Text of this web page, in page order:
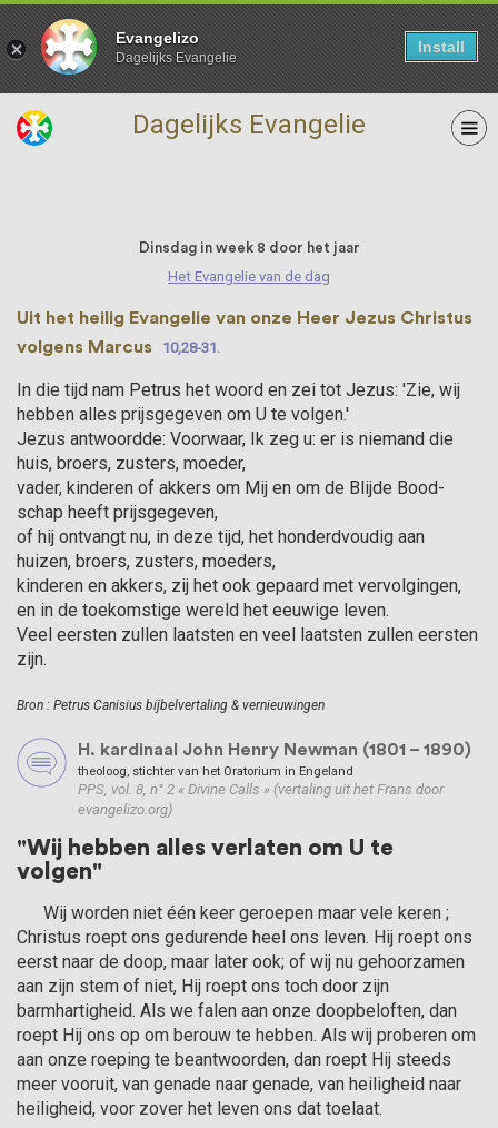
Evangelizo
Dagelijks Evangelie
Install
Dagelijks Evangelie 26 Mei
Dinsdag in week 8 door het jaar
Het Evangelie van de dag
Uit het heilig Evangelie van onze Heer Jezus Christus
volgens Marcus
10,28-31.
In die tijd nam Petrus het woord en zei tot Jezus: 'Zie, wij
hebben alles prijsgege­ven om U te volgen.'
Jezus antwoord­de: Voorwaar, Ik zeg u: er is niemand die
huis, broers, zusters, moeder,
vader, kinderen of akkers om Mij en om de Blijde Bood­
schap heeft prijsgegeven,
of hij ontvangt nu, in deze tijd, het honderdvoudig aan
huizen, broers, zusters, moeders,
kinderen en akkers, zij het ook gepaard met vervolgingen,
en in de toekomstige wereld het eeuwige leven.
Veel eersten zullen laatsten en veel laatsten zullen eersten
zijn.
Bron : Petrus Canisius bijbelvertaling & vernieuwingen
H. kardinaal John Henry Newman (1801 – 1890)
theoloog, stichter van het Oratorium in Engeland
PPS, vol. 8, n° 2 « Divine Calls » (vertaling uit het Frans door
evangelizo.org)
"Wij hebben alles verlaten om U te
volgen"
Christus roept ons gedurende heel ons leven. Hij roept ons
eerst naar de doop, maar later ook; of wij nu gehoorzamen
aan zijn stem of niet, Hij roept ons toch door zijn
barmhartigheid. Als we falen aan onze doopbeloften, dan
roept Hij ons op om berouw te hebben. Als wij proberen om
aan onze roeping te beantwoorden, dan roept Hij steeds
meer vooruit, van genade naar genade, van heiligheid naar
heiligheid, voor zover het leven ons dat toelaat.